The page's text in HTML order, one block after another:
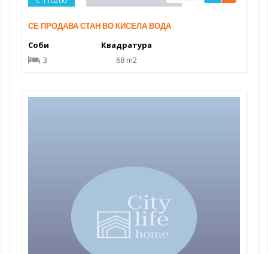
СЕ ПРОДАВА СТАН ВО КИСЕЛА ВОДА
Соби
3
Квадратура
68 m2